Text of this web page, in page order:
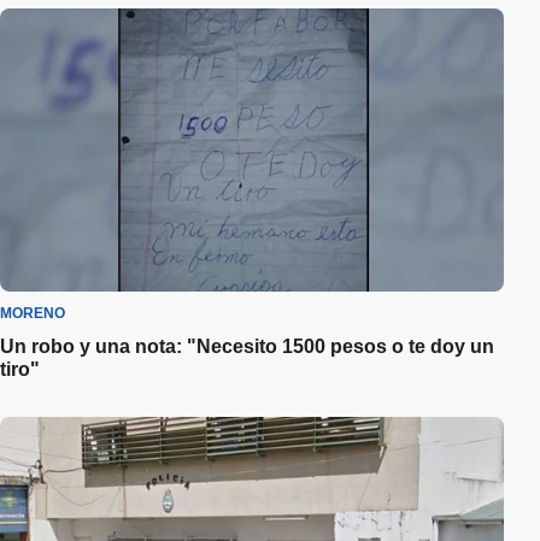
MORENO
Un robo y una nota: "Necesito 1500 pesos o te doy un
tiro"